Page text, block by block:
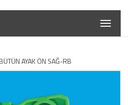
AYAK ÖN SAĞ-RB